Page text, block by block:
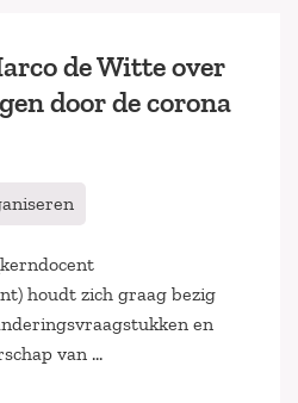
de Witte over
door de corona
houdt zich graag bezig
en
van …